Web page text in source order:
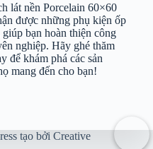
lát nền Porcelain 60×60
được những phụ kiện ốp
bạn hoàn thiện công
nghiệp. Hãy ghé thăm
để khám phá các sản
mang đến cho bạn!
tạo bởi Creative